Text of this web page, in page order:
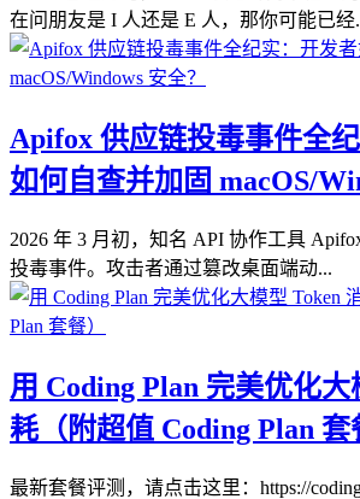
在问朋友是 I 人还是 E 人，那你可能已经
Apifox 供应链投毒事件全
如何自查并加固 macOS/
2026 年 3 月初，知名 API 协作工具
投毒事件。攻击者通过篡改桌面端动...
用 Coding Plan 完美优化大
耗（附超值 Coding Plan 套
最新套餐评测，请点击这里：https://